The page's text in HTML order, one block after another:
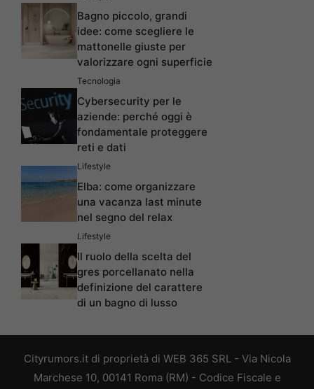
Bagno piccolo, grandi
idee: come scegliere le
mattonelle giuste per
valorizzare ogni superficie
Tecnologia
Cybersecurity per le
aziende: perché oggi è
fondamentale proteggere
reti e dati
Lifestyle
Elba: come organizzare
una vacanza last minute
nel segno del relax
Lifestyle
Il ruolo della scelta del
gres porcellanato nella
definizione del carattere
di un bagno di lusso
Cityrumors.it di proprietà di WEB 365 SRL - Via Nicola
Marchese 10, 00141 Roma (RM) - Codice Fiscale e